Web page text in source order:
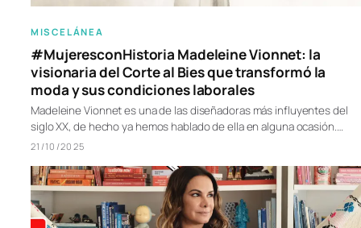
MISCELÁNEA
#MujeresconHistoria Madeleine Vionnet: la
visionaria del Corte al Bies que transformó la
moda y sus condiciones laborales
Madeleine Vionnet es una de las diseñadoras más influyentes del
siglo XX, de hecho ya hemos hablado de ella en alguna ocasión.…
21/10/2025